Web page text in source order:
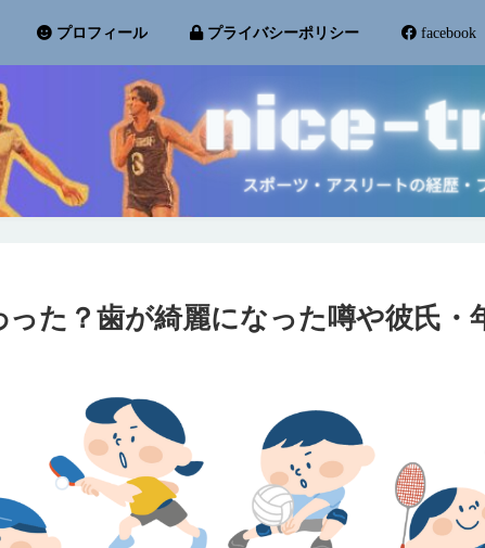
プロフィール プライバシーポリシー facebook
た？歯が綺麗になった噂や彼氏・